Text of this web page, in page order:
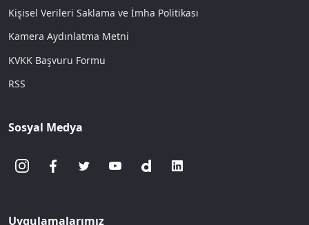
Kişisel Verileri Saklama ve İmha Politikası
Kamera Aydınlatma Metni
KVKK Başvuru Formu
RSS
Sosyal Medya
Uygulamalarımız